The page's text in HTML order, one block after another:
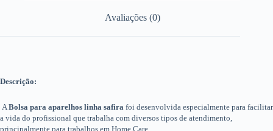
Avaliações (0)
Descrição:
ABolsa para aparelhos linha safira foi desenvolvida especialmente para facilitar
a vida do profissional que trabalha com diversos tipos de atendimento,
principalmente para trabalhos em Home Care.